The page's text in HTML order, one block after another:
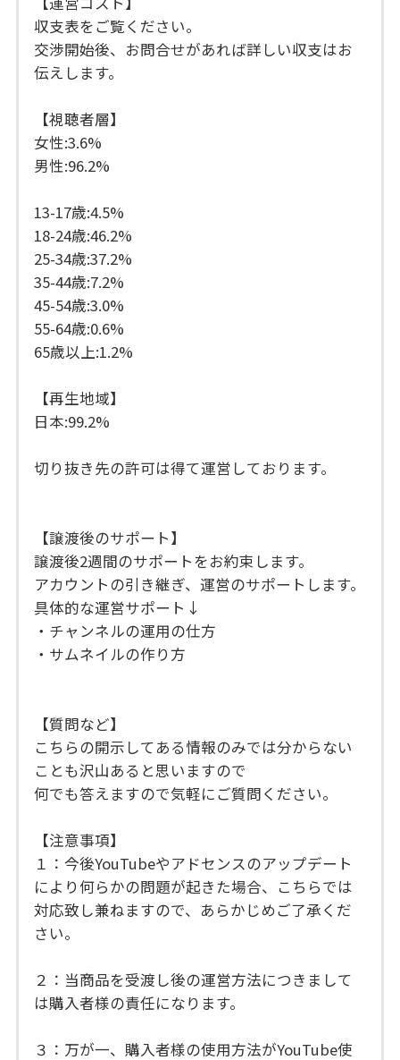
収支表をご覧ください。
交渉開始後、お問合せがあれば詳しい収支はお
伝えします。
【視聴者層】
女性:3.6%
男性:96.2%
13-17歳:4.5%
18-24歳:46.2%
25-34歳:37.2%
35-44歳:7.2%
45-54歳:3.0%
55-64歳:0.6%
65歳以上:1.2%
【再生地域】
日本:99.2%
切り抜き先の許可は得て運営しております。
【譲渡後のサポート】
譲渡後2週間のサポートをお約束します。
アカウントの引き継ぎ、運営のサポートします。
具体的な運営サポート↓
・チャンネルの運用の仕方
・サムネイルの作り方
【質問など】
こちらの開示してある情報のみでは分からない
ことも沢山あると思いますので
何でも答えますので気軽にご質問ください。
【注意事項】
１：今後YouTubeやアドセンスのアップデート
により何らかの問題が起きた場合、こちらでは
対応致し兼ねますので、あらかじめご了承くだ
さい。
２：当商品を受渡し後の運営方法につきまして
は購入者様の責任になります。
３：万が一、購入者様の使用方法がYouTube使